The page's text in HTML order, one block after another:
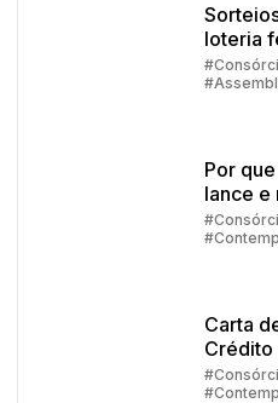
loteria
quando
Por
lance e
no
Carta
Crédito